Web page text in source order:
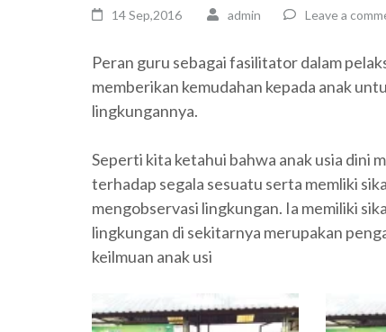
14 Sep,2016 admin Leave a
Peran guru sebagai fasilitator dalam
memberikan kemudahan kepada anak
lingkungannya.
Seperti kita ketahui bahwa anak usia dini
terhadap segala sesuatu serta memliki
mengobservasi lingkungan. Ia memiliki
lingkungan di sekitarnya merupakan
keilmuan anak usi